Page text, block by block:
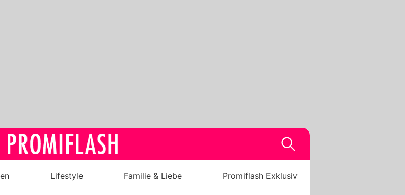
Lifestyle Familie & Liebe Promiflash Exklusiv